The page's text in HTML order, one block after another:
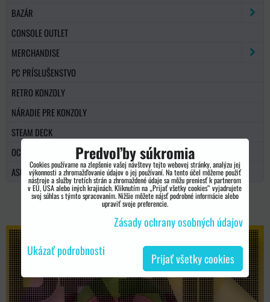
BAZÁR
CONSOLE OUTLET
MERCHANDISE
PC PRÍSLUŠENSTVO
RETRO KONZOLY
NÁRADIE PRE KONZOLY
STEAM DECK
OCULUS
ASUS ROG
pages/Konzole-store/1394715514120425?ref=hl
Predvoľby súkromia
Cookies používame na zlepšenie vašej návštevy tejto webovej stránky, analýzu jej
výkonnosti a zhromažďovanie údajov o jej používaní. Na tento účel môžeme použiť
nástroje a služby tretích strán a zhromaždené údaje sa môžu preniesť k partnerom
v EÚ, USA alebo iných krajinách. Kliknutím na „Prijať všetky cookies“ vyjadrujete
svoj súhlas s týmto spracovaním. Nižšie môžete nájsť podrobné informácie alebo
upraviť svoje preferencie.
Zásady ochrany osobných údajov
Ukázať podrobnosti
Prijať všetky cookies